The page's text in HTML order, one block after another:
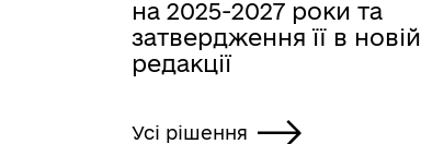
на 2025-2027 роки та
затвердження її в новій
редакції
Усі рішення